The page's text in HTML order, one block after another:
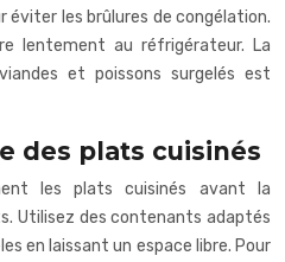
éviter les brûlures de congélation.
lentement au réfrigérateur. La
et poissons surgelés est
des plats cuisinés
les plats cuisinés avant la
Utilisez des contenants adaptés
en laissant un espace libre. Pour